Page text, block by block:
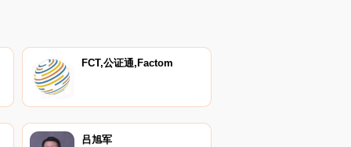
FCT,公证通,Factom
吕旭军